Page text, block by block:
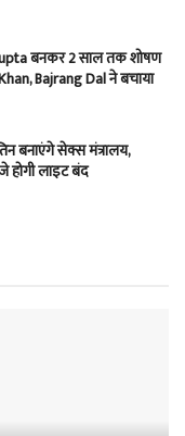
बनकर 2 साल तक शोषण
Bajrang Dal ने बचाया
बनाएंगे सेक्स मंत्रालय,
होगी लाइट बंद